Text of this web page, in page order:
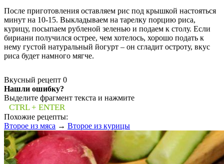
После приготовления оставляем рис под крышкой настояться
минут на 10-15. Выкладываем на тарелку порцию риса,
курицу, посыпаем рубленой зеленью и подаем к столу. Если
бириани получился острее, чем хотелось, хорошо подать к
нему густой натуральный йогурт – он сгладит остроту, вкус
риса будет намного мягче.
Вкусный рецепт 0
Нашли ошибку?
Выделите фрагмент текста и нажмите
CTRL + ENTER
Похожие рецепты:
Второе из мяса → Второе из курицы